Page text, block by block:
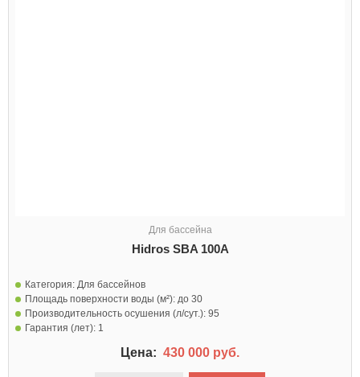
Для бассейна
Hidros SBA 100A
Категория: Для бассейнов
Площадь поверхности воды (м²): до 30
Производительность осушения (л/сут.): 95
Гарантия (лет): 1
Цена: 430 000 руб.